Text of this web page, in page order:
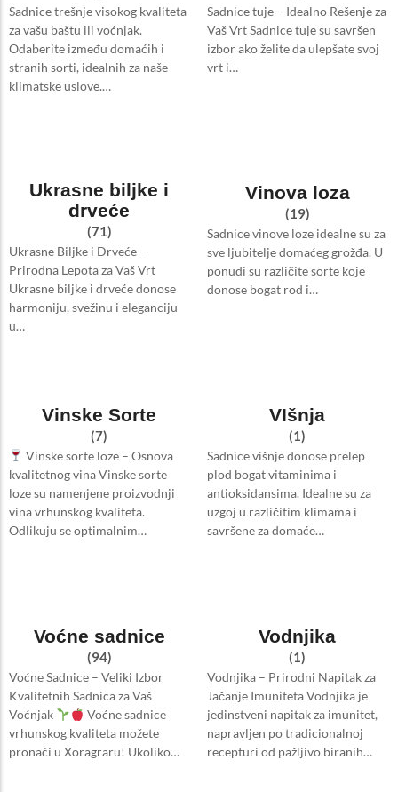
Sadnice trešnje visokog kvaliteta
za vašu baštu ili voćnjak.
Odaberite između domaćih i
stranih sorti, idealnih za naše
klimatske uslove.…
Sadnice tuje – Idealno Rešenje za
Vaš Vrt Sadnice tuje su savršen
izbor ako želite da ulepšate svoj
vrt i…
Ukrasne biljke i
drveće
(71)
Ukrasne Biljke i Drveće –
Prirodna Lepota za Vaš Vrt
Ukrasne biljke i drveće donose
harmoniju, svežinu i eleganciju
u…
Vinova loza
(19)
Sadnice vinove loze idealne su za
sve ljubitelje domaćeg grožđa. U
ponudi su različite sorte koje
donose bogat rod i…
Vinske Sorte
(7)
Vinske sorte loze – Osnova
kvalitetnog vina Vinske sorte
loze su namenjene proizvodnji
vina vrhunskog kvaliteta.
Odlikuju se optimalnim…
VIšnja
(1)
Sadnice višnje donose prelep
plod bogat vitaminima i
antioksidansima. Idealne su za
uzgoj u različitim klimama i
savršene za domaće…
Voćne sadnice
(94)
Voćne Sadnice – Veliki Izbor
Kvalitetnih Sadnica za Vaš
Voćnjak
Voćne sadnice
vrhunskog kvaliteta možete
pronaći u Xoragraru! Ukoliko…
Vodnjika
(1)
Vodnjika – Prirodni Napitak za
Jačanje Imuniteta Vodnjika je
jedinstveni napitak za imunitet,
napravljen po tradicionalnoj
recepturi od pažljivo biranih…